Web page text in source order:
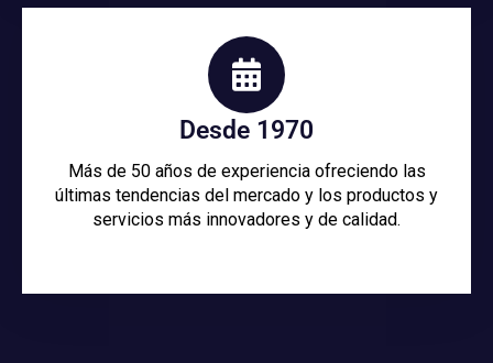
Desde 1970
Más de 50 años de experiencia ofreciendo las
últimas tendencias del mercado y los productos y
servicios más innovadores y de calidad.